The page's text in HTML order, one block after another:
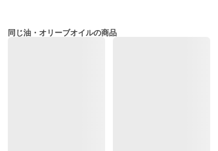
同じ油・オリーブオイルの商品